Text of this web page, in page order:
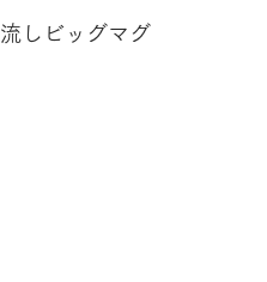
流しビッグマグ